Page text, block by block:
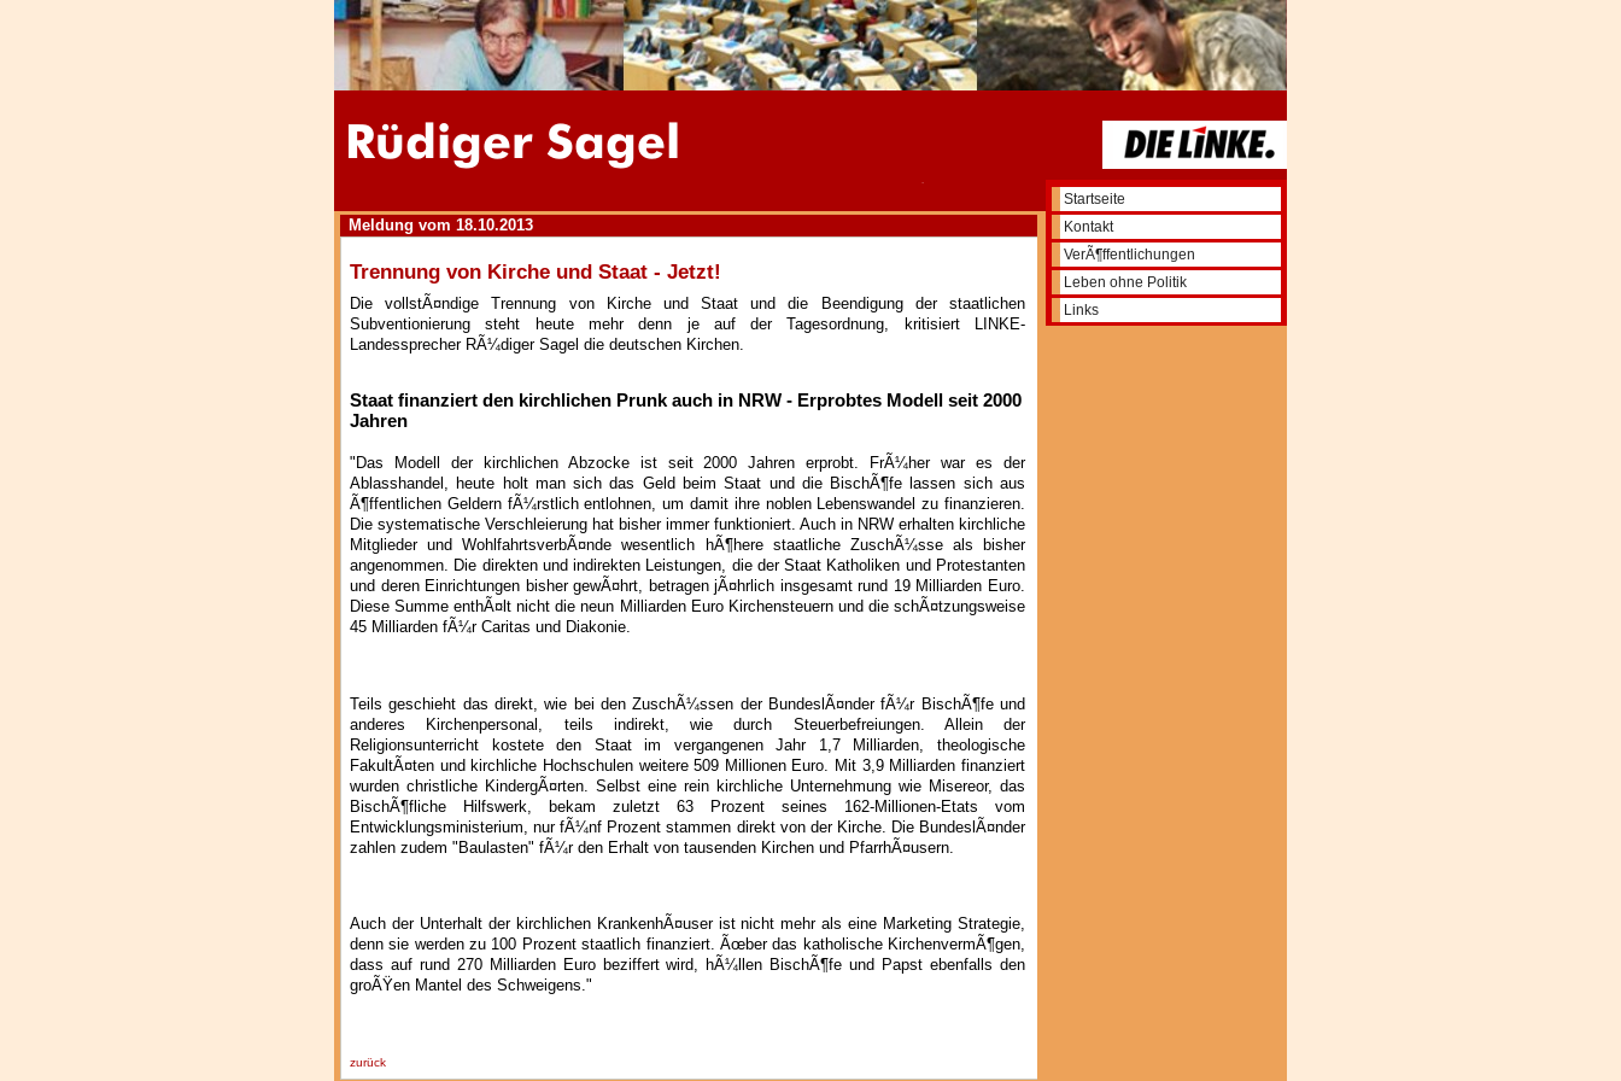
Startseite
Meldung vom 18.10.2013
Trennung von Kirche und Staat - Jetzt!
Die vollstÃ¤ndige Trennung von Kirche und Staat und die Beendigung der staatlichen
Subventionierung steht heute mehr denn je auf der Tagesordnung, kritisiert LINKE-
Landessprecher RÃ¼diger Sagel die deutschen Kirchen.
Staat finanziert den kirchlichen Prunk auch in NRW - Erprobtes Modell seit 2000
Jahren
"Das Modell der kirchlichen Abzocke ist seit 2000 Jahren erprobt. FrÃ¼her war es der
Ablasshandel, heute holt man sich das Geld beim Staat und die BischÃ¶fe lassen sich aus
Ã¶ffentlichen Geldern fÃ¼rstlich entlohnen, um damit ihre noblen Lebenswandel zu finanzieren.
Die systematische Verschleierung hat bisher immer funktioniert. Auch in NRW erhalten kirchliche
Mitglieder und WohlfahrtsverbÃ¤nde wesentlich hÃ¶here staatliche ZuschÃ¼sse als bisher
angenommen. Die direkten und indirekten Leistungen, die der Staat Katholiken und Protestanten
und deren Einrichtungen bisher gewÃ¤hrt, betragen jÃ¤hrlich insgesamt rund 19 Milliarden Euro.
Diese Summe enthÃ¤lt nicht die neun Milliarden Euro Kirchensteuern und die schÃ¤tzungsweise
45 Milliarden fÃ¼r Caritas und Diakonie.
Teils geschieht das direkt, wie bei den ZuschÃ¼ssen der BundeslÃ¤nder fÃ¼r BischÃ¶fe und
anderes Kirchenpersonal, teils indirekt, wie durch Steuerbefreiungen. Allein der
Religionsunterricht kostete den Staat im vergangenen Jahr 1,7 Milliarden, theologische
FakultÃ¤ten und kirchliche Hochschulen weitere 509 Millionen Euro. Mit 3,9 Milliarden finanziert
wurden christliche KindergÃ¤rten. Selbst eine rein kirchliche Unternehmung wie Misereor, das
BischÃ¶fliche Hilfswerk, bekam zuletzt 63 Prozent seines 162-Millionen-Etats vom
Entwicklungsministerium, nur fÃ¼nf Prozent stammen direkt von der Kirche. Die BundeslÃ¤nder
zahlen zudem "Baulasten" fÃ¼r den Erhalt von tausenden Kirchen und PfarrhÃ¤usern.
Auch der Unterhalt der kirchlichen KrankenhÃ¤user ist nicht mehr als eine Marketing Strategie,
denn sie werden zu 100 Prozent staatlich finanziert. Ãœber das katholische KirchenvermÃ¶gen,
dass auf rund 270 Milliarden Euro beziffert wird, hÃ¼llen BischÃ¶fe und Papst ebenfalls den
groÃŸen Mantel des Schweigens."
zurück
Kontakt
VerÃ¶ffentlichungen
Leben ohne Politik
Links